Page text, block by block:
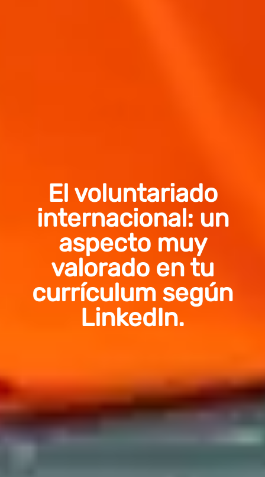
El voluntariado
internacional: un
aspecto muy
valorado en tu
currículum según
LinkedIn.